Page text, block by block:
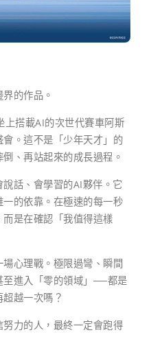
的作品。
上搭載AI的次世代賽車阿斯
。這不是「少年天才」的
、再站起來的成長過程。
話、會學習的AI夥伴。它
的依靠。在極速的每一秒
是在確認「我值得這樣
心理戰。極限過彎、瞬間
至進入「零的領域」──都是
越一次嗎？
力的人，最終一定會跑得